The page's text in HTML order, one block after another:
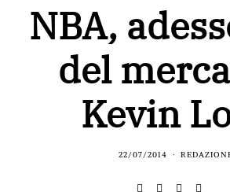
NBA,
del
Kevin
22/07/2014